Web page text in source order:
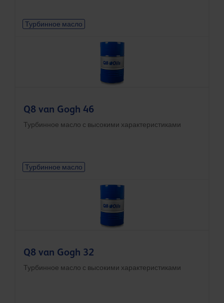
Турбинное масло
Q8 van Gogh 46
Турбинное масло с высокими характеристиками
Турбинное масло
Q8 van Gogh 32
Турбинное масло с высокими характеристиками